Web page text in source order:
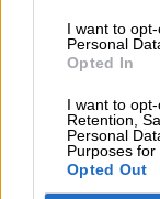
I want to
Personal
Opted In
I want to
Retention,
Personal
Purposes for
Opted Out